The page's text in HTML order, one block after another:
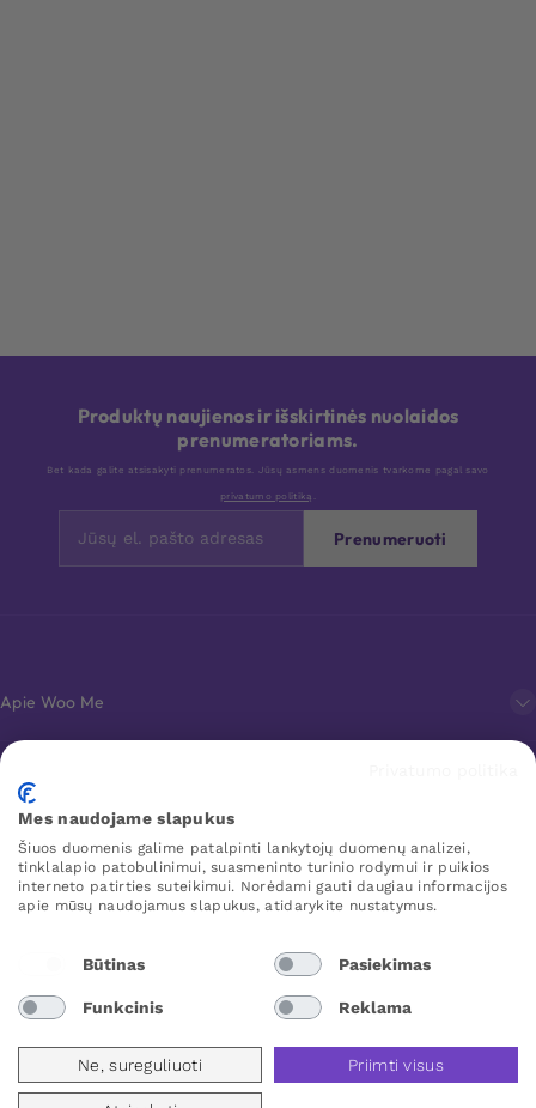
Produktų naujienos ir išskirtinės nuolaidos
prenumeratoriams.
Bet kada galite atsisakyti prenumeratos. Jūsų asmens duomenis tvarkome pagal savo
privatumo politiką .
Prenumeruoti
Apie Woo Me
Klientų aptarnavimas
Mėgstamiausi
WOO ME
Mes naudojame slapukus
Šiuos duomenis galime patalpinti lankytojų duomenų analizei,
tinklalapio patobulinimui, suasmeninto turinio rodymui ir puikios
interneto patirties suteikimui. Norėdami gauti daugiau informacijos
apie mūsų naudojamus slapukus, atidarykite nustatymus.
Būtinas Pasiekimas
Funkcinis Reklama
Ne, sureguliuoti Priimti visus